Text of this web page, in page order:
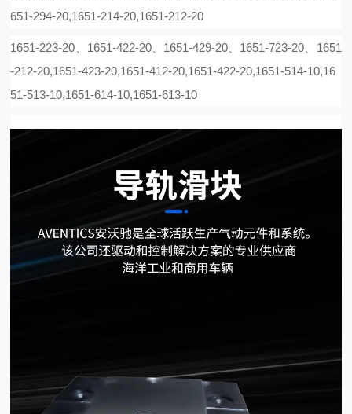
651-294-20,1651-214-20,1651-212-20
1651-223-20、1651-422-20、1651-429-20、1651-723-20、1651
-212-20,1651-423-20,1651-412-20,1651-422-20,1651-514-10,16
51-513-10,1651-614-10,1651-613-10